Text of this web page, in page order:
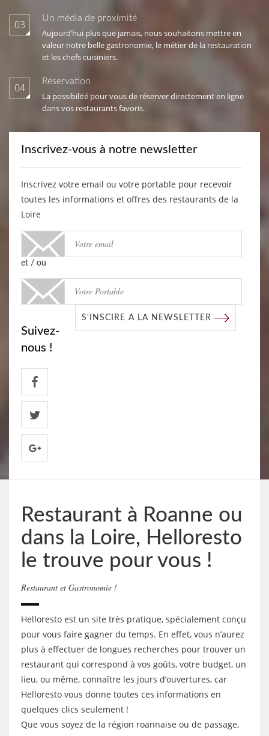
03 Un média de proximité
Aujourd’hui plus que jamais, nous souhaitons mettre en
valeur notre belle gastronomie, le métier de la restauration
et les chefs cuisiniers.
04 Réservation
La possibilité pour vous de réserver directement en ligne
dans vos restaurants favoris.
Inscrivez-vous à notre newsletter
Inscrivez votre email ou votre portable pour recevoir
toutes les informations et offres des restaurants de la
Loire
et / ou
S'INSCIRE A LA NEWSLETTER
Suivez-
nous !
Restaurant à Roanne ou
dans la Loire, Helloresto
le trouve pour vous !
Restaurant et Gastronomie !
Helloresto est un site très pratique, spécialement conçu
pour vous faire gagner du temps. En effet, vous n’aurez
plus à effectuer de longues recherches pour trouver un
restaurant qui correspond à vos goûts, votre budget, un
lieu, ou même, connaître les jours d’ouvertures, car
Helloresto vous donne toutes ces informations en
quelques clics seulement !
Que vous soyez de la région roannaise ou de passage,